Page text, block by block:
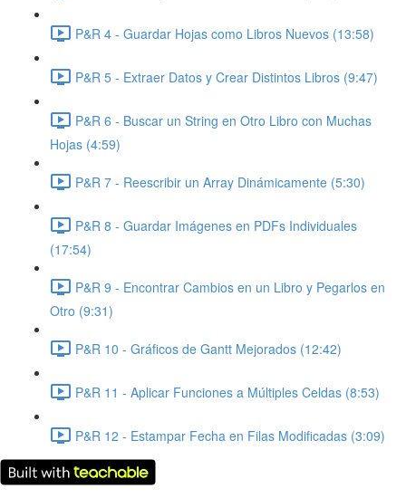
P&R 4 - Guardar Hojas como Libros Nuevos (13:58)
P&R 5 - Extraer Datos y Crear Distintos Libros (9:47)
P&R 6 - Buscar un String en Otro Libro con Muchas
Hojas (4:59)
P&R 7 - Reescribir un Array Dinámicamente (5:30)
P&R 8 - Guardar Imágenes en PDFs Individuales
(17:54)
P&R 9 - Encontrar Cambios en un Libro y Pegarlos en
Otro (9:31)
P&R 10 - Gráficos de Gantt Mejorados (12:42)
P&R 11 - Aplicar Funciones a Múltiples Celdas (8:53)
P&R 12 - Estampar Fecha en Filas Modificadas (3:09)